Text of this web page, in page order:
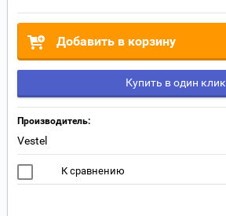
Добавить в корзину
Купить в один клик
Производитель:
Vestel
К сравнению